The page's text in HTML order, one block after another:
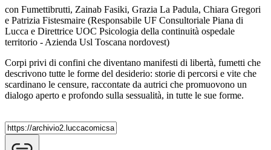
con Fumettibrutti, Zainab Fasiki, Grazia La Padula, Chiara Gregori
e Patrizia Fistesmaire (Responsabile UF Consultoriale Piana di
Lucca e Direttrice UOC Psicologia della continuità ospedale
territorio - Azienda Usl Toscana nordovest)
Corpi privi di confini che diventano manifesti di libertà, fumetti che
descrivono tutte le forme del desiderio: storie di percorsi e vite che
scardinano le censure, raccontate da autrici che promuovono un
dialogo aperto e profondo sulla sessualità, in tutte le sue forme.